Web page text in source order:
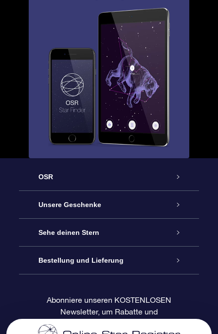
OSR
Service
Kontakt
Blog
Bewertungen
Unsere Geschenke
Sterne schenken
OSR-Geschenkpaket
OSR-Geschenkgutschein
Sehe deinen Stern
Sternregister
Personalisierte Sternseite
Bestellung und Lieferung
Zahlungsinformationen
Abonniere unseren KOSTENLOSEN
Newsletter, um Rabatte und